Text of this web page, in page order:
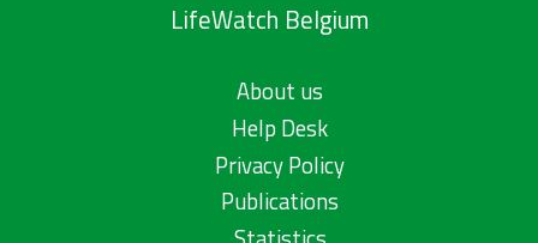
LifeWatch Belgium
About us
Help Desk
Privacy Policy
Publications